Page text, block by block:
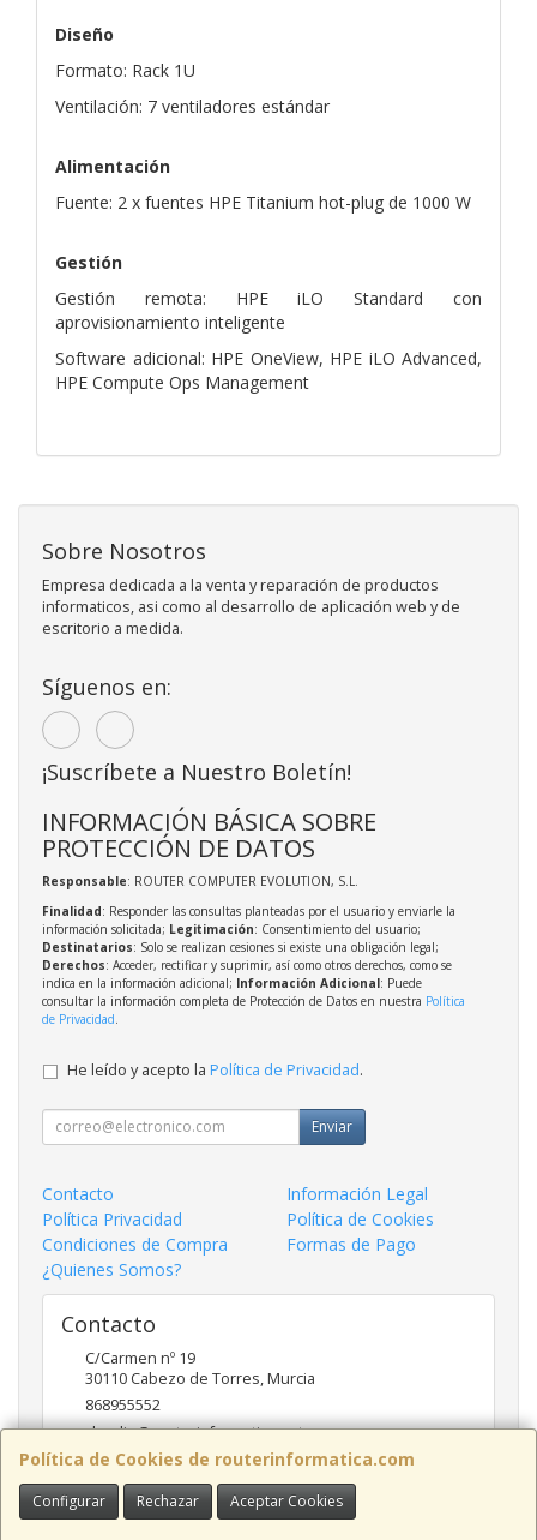
Diseño
Formato: Rack 1U
Ventilación: 7 ventiladores estándar
Alimentación
Fuente: 2 x fuentes HPE Titanium hot-plug de 1000 W
Gestión
Gestión remota: HPE iLO Standard con
aprovisionamiento inteligente
Software adicional: HPE OneView, HPE iLO Advanced,
HPE Compute Ops Management
Política de Cookies de routerinformatica.com
Configurar Rechazar Aceptar Cookies
Sobre Nosotros
Empresa dedicada a la venta y reparación de productos
informaticos, asi como al desarrollo de aplicación web y de
escritorio a medida.
Síguenos en:
¡Suscríbete a Nuestro Boletín!
INFORMACIÓN BÁSICA SOBRE
PROTECCIÓN DE DATOS
Responsable: ROUTER COMPUTER EVOLUTION, S.L.
Finalidad: Responder las consultas planteadas por el usuario y enviarle la
información solicitada; Legitimación: Consentimiento del usuario;
Destinatarios: Solo se realizan cesiones si existe una obligación legal;
Derechos: Acceder, rectificar y suprimir, así como otros derechos, como se
indica en la información adicional; Información Adicional: Puede
consultar la información completa de Protección de Datos en nuestra Política
de Privacidad
He leído y acepto la Política de Privacidad.
Enviar
Contacto
Información Legal
Política Privacidad
Política de Cookies
Condiciones de Compra
Formas de Pago
¿Quienes Somos?
Contacto
C/Carmen nº 19
30110 Cabezo de Torres,Murcia
868955552
claudio@routerinformatica.net
Horario